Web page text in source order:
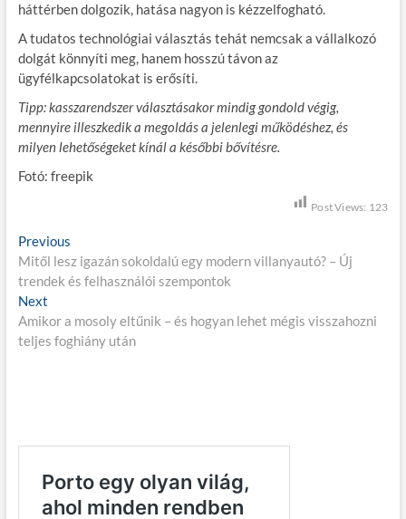
háttérben dolgozik, hatása nagyon is kézzelfogható.
A tudatos technológiai választás tehát nemcsak a vállalkozó
dolgát könnyíti meg, hanem hosszú távon az
ügyfélkapcsolatokat is erősíti.
Tipp:kasszarendszer választásakor mindig gondold végig,
mennyire illeszkedik a megoldás a jelenlegi működéshez, és
milyen lehetőségeket kínál a későbbi bővítésre.
Fotó: freepik
Post Views: 123
B
e
j
e
é
Previous
r
e
i
o
:
Mitől lesz igazán sokoldalú egy modern villanyautó? – Új
trendek és felhasználói szempontok
Next
e
x
Amikor a mosoly eltűnik – és hogyan lehet mégis visszahozni
teljes foghiány után